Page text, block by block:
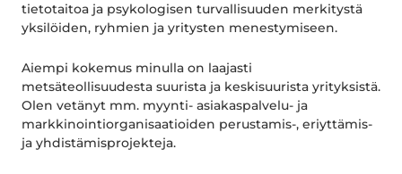
tietotaitoa ja psykologisen turvallisuuden merkitystä
yksilöiden, ryhmien ja yritysten menestymiseen.
Aiempi kokemus minulla on laajasti
metsäteollisuudesta suurista ja keskisuurista yrityksistä.
Olen vetänyt mm. myynti- asiakaspalvelu- ja
markkinointiorganisaatioiden perustamis-, eriyttämis-
ja yhdistämisprojekteja.